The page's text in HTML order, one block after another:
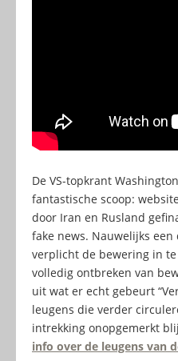
De VS-topkrant
fantastische scoop:
door Iran en Rusland
fake news. Nauwelijks
verplicht de bewering in te
volledig ontbreken van
uit wat er echt gebeurt
leugens die verder
intrekking onopgemerkt
info over de leugens van